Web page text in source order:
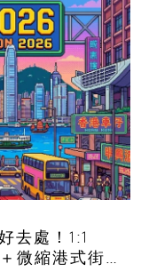
去處！1:1
微縮港式街景